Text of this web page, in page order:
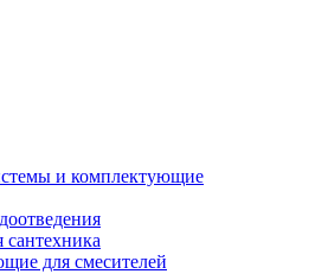
и комплектующие
для смесителей